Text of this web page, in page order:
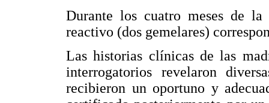
Durante los cuatro meses de
reactivo (dos gemelares)
Las historias clínicas de las
interrogatorios revelaron
recibieron un oportuno y